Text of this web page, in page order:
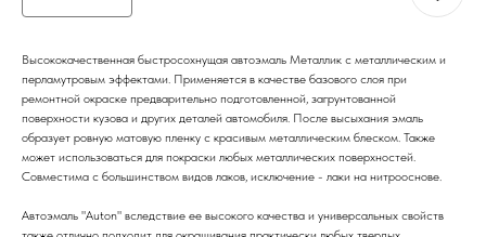
Высококачественная быстросохнущая автоэмаль Металлик с металлическим и
перламутровым эффектами. Применяется в качестве базового слоя при
ремонтной окраске предварительно подготовленной, загрунтованной
поверхности кузова и других деталей автомобиля. После высыхания эмаль
образует ровную матовую пленку с красивым металлическим блеском. Также
может использоваться для покраски любых металлических поверхностей.
Совместима с большинством видов лаков, исключение - лаки на нитрооснове.
Автоэмаль "Auton" вследствие ее высокого качества и универсальных свойств